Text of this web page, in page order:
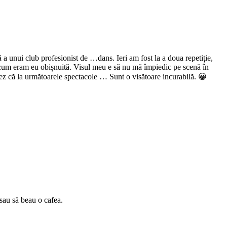
unui club profesionist de …dans. Ieri am fost la a doua repetiție,
eram eu obișnuită. Visul meu e să nu mă împiedic pe scenă în
că la următoarele spectacole … Sunt o visătoare incurabilă. 😀
să beau o cafea.